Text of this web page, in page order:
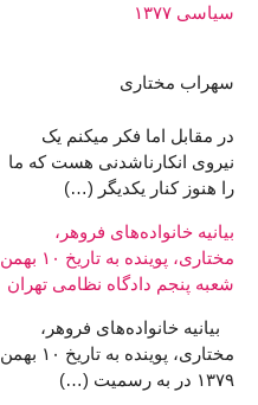
سیاسی ۱۳۷۷
سهراب مختاری
در مقابل اما فکر میکنم یک
نیروی انکارناشدنی هست که ما
را هنوز کنار یکدیگر (…)
بیانیه خانواده‌های فروهر،
شعبه پنجم دادگاه نظامی تهران
بیانیه خانواده‌های فروهر،
مختاری، پوینده به تاریخ ۱۰ بهمن
۱۳۷۹ در به رسمیت (…)